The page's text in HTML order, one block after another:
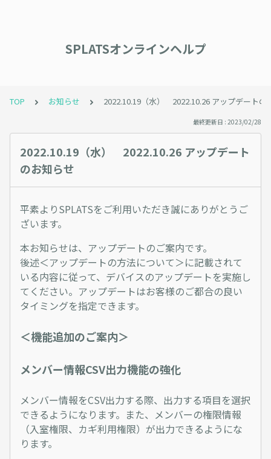
SPLATSオンラインヘルプ
TOP お知らせ 2022.10.19（水） 2022.10.26 アップデートの
最終更新日 : 2023/02/28
2022.10.19（水） 2022.10.26 アップデート
のお知らせ
平素よりSPLATSをご利用いただき誠にありがとうご
ざいます。
本お知らせは、アップデートのご案内です。
後述＜アップデートの方法について＞に記載されて
いる内容に従って、デバイスのアップデートを実施し
てください。アップデートはお客様のご都合の良い
タイミングを指定できます。
＜機能追加のご案内＞
メンバー情報CSV出力機能の強化
メンバー情報をCSV出力する際、出力する項目を選択
できるようになります。また、メンバーの権限情報
（入室権限、カギ利用権限）が出力できるようにな
ります。